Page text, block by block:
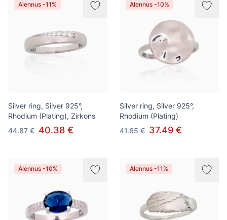
Alennus -11%
Silver ring, Silver 925°,
Rhodium (Plating), Zirkons
44.87 € 40.38 €
Alennus -10%
Silver ring, Silver 925°,
Rhodium (Plating)
41.65 € 37.49 €
Alennus -10% Alennus -11%